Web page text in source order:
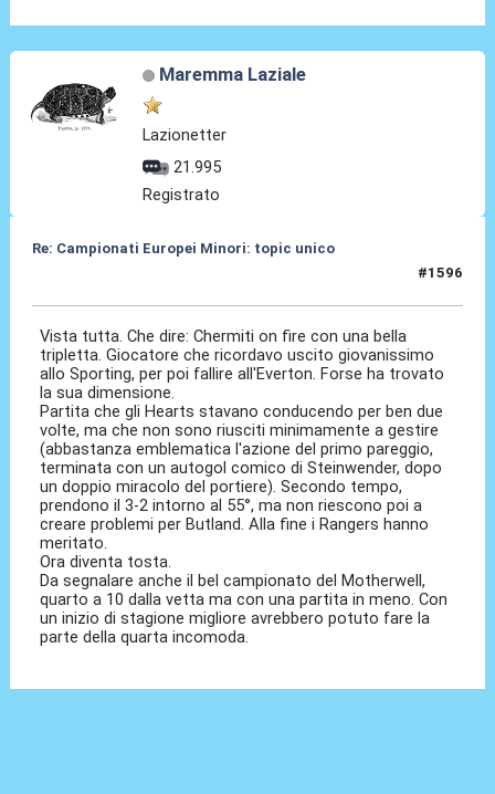
Maremma Laziale
Lazionetter
21.995
Registrato
Re: Campionati Europei Minori: topic unico
#1596
Vista tutta. Che dire: Chermiti on fire con una bella
tripletta. Giocatore che ricordavo uscito giovanissimo
allo Sporting, per poi fallire all'Everton. Forse ha trovato
la sua dimensione.
Partita che gli Hearts stavano conducendo per ben due
volte, ma che non sono riusciti minimamente a gestire
(abbastanza emblematica l'azione del primo pareggio,
terminata con un autogol comico di Steinwender, dopo
un doppio miracolo del portiere). Secondo tempo,
prendono il 3-2 intorno al 55°, ma non riescono poi a
creare problemi per Butland. Alla fine i Rangers hanno
meritato.
Ora diventa tosta.
Da segnalare anche il bel campionato del Motherwell,
quarto a 10 dalla vetta ma con una partita in meno. Con
un inizio di stagione migliore avrebbero potuto fare la
parte della quarta incomoda.